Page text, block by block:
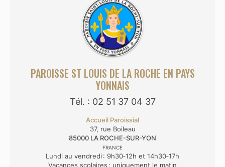
PAROISSE ST LOUIS DE LA ROCHE EN PAYS
YONNAIS
Tél. : 02 51 37 04 37
Accueil Paroissial
37, rue Boileau
85000 LA ROCHE-SUR-YON
FRANCE
Lundi au vendredi : 9h30‑12h et 14h30‑17h
Vacances scolaires : uniquement le matin